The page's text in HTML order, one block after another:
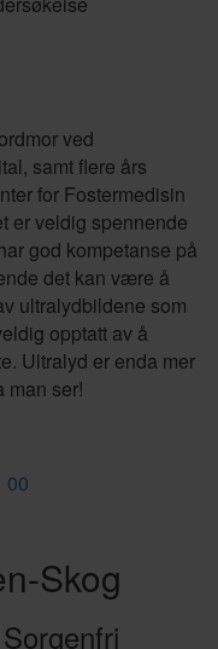
ved
samt flere års
for Fostermedisin
er veldig spennende
god kompetanse på
det kan være å
ultralydbildene som
opptatt av å
Ultralyd er enda mer
man ser!
00
Skog